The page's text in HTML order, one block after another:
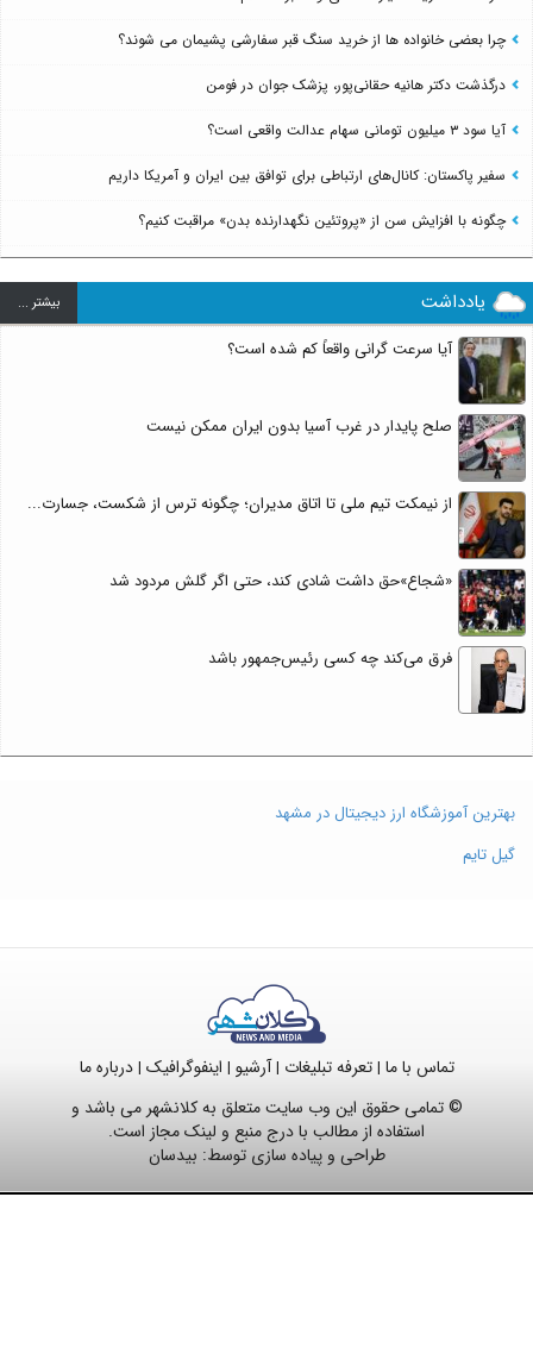
چرا بعضی خانواده ها از خرید سنگ قبر سفارشی پشیمان می شوند؟
درگذشت دکتر هانیه حقانی‌پور، پزشک جوان در فومن
آیا سود ۳ میلیون تومانی سهام عدالت واقعی است؟
سفیر پاکستان: کانال‌های ارتباطی برای توافق بین ایران و آمریکا داریم
چگونه با افزایش سن از «پروتئین نگهدارنده بدن» مراقبت کنیم؟
یادداشت بيشتر ...
آیا سرعت گرانی واقعاً کم شده است؟
صلح پایدار در غرب آسیا بدون ایران ممکن نیست
از نیمکت تیم ملی تا اتاق مدیران؛ چگونه ترس از شکست، جسارت...
«شجاع»حق داشت شادی کند، حتی اگر گلش مردود شد
فرق می‌کند چه کسی رئیس‌جمهور باشد
بهترین آموزشگاه ارز دیجیتال در مشهد
گیل تایم
تماس با ما |تعرفه تبلیغات |آرشیو | اینفوگرافیک |درباره ما
© تمامی حقوق این وب سایت متعلق به کلانشهر می باشد و
استفاده از مطالب با درج منبع و لینک مجاز است.
طراحی و پیاده سازی توسط: بیدسان